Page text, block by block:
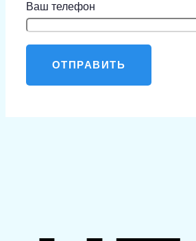
Ваш телефон